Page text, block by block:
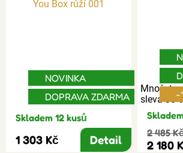
NOVINKA
DOPRAVA ZDARMA
Skladem 12 kusů
1 303 Kč Detail
sleva 30%
-
2 485
2 180